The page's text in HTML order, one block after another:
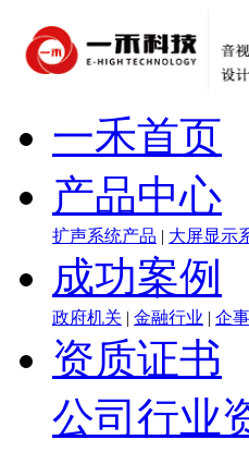
一禾首页
产品中心
扩声系统产品 | 大屏显示
成功案例
政府机关 | 金融行业 | 企
资质证书
公司行业